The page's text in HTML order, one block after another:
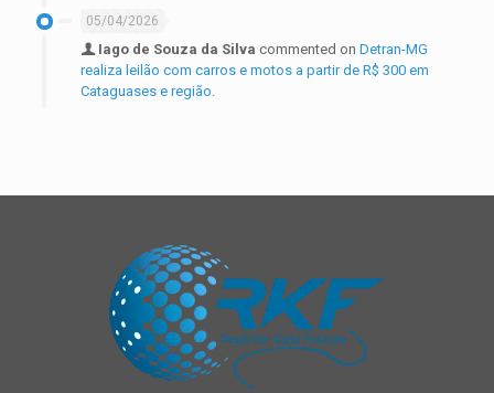
05/04/2026
Iago de Souza da Silva commented on Detran-MG
realiza leilão com carros e motos a partir de R$ 300 em
Cataguases e região.